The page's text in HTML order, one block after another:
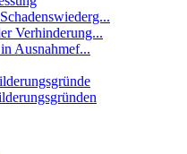
Verhinderung...
Ausnahmef...